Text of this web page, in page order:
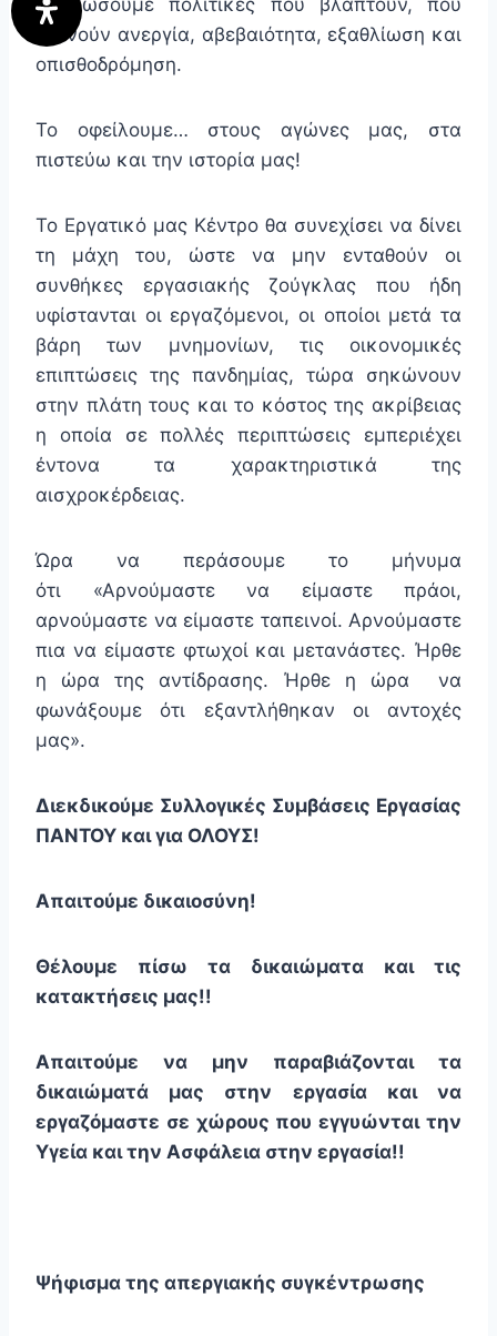
ακυρώσουμε πολιτικές που βλάπτουν, που
γεννούν ανεργία, αβεβαιότητα, εξαθλίωση και
οπισθοδρόμηση.
Το οφείλουμε… στους αγώνες μας, στα
πιστεύω και την ιστορία μας!
Το Εργατικό μας Κέντρο θα συνεχίσει να δίνει
τη μάχη του, ώστε να μην ενταθούν οι
συνθήκες εργασιακής ζούγκλας που ήδη
υφίστανται οι εργαζόμενοι, οι οποίοι μετά τα
βάρη των μνημονίων, τις οικονομικές
επιπτώσεις της πανδημίας, τώρα σηκώνουν
στην πλάτη τους και το κόστος της ακρίβειας
η οποία σε πολλές περιπτώσεις εμπεριέχει
έντονα τα χαρακτηριστικά της
αισχροκέρδειας.
Ώρα να περάσουμε το μήνυμα
ότι «Αρνούμαστε να είμαστε πράοι,
αρνούμαστε να είμαστε ταπεινοί. Αρνούμαστε
πια να είμαστε φτωχοί και μετανάστες. Ήρθε
η ώρα της αντίδρασης. Ήρθε η ώρα να
φωνάξουμε ότι εξαντλήθηκαν οι αντοχές
μας».
Διεκδικούμε Συλλογικές Συμβάσεις Εργασίας
ΠΑΝΤΟΥ και για ΟΛΟΥΣ!
Απαιτούμε δικαιοσύνη!
Θέλουμε πίσω τα δικαιώματα και τις
κατακτήσεις μας!!
Απαιτούμε να μην παραβιάζονται τα
δικαιώματά μας στην εργασία και να
εργαζόμαστε σε χώρους που εγγυώνται την
Υγεία και την Ασφάλεια στην εργασία!!
Ψήφισμα της απεργιακής συγκέντρωσης